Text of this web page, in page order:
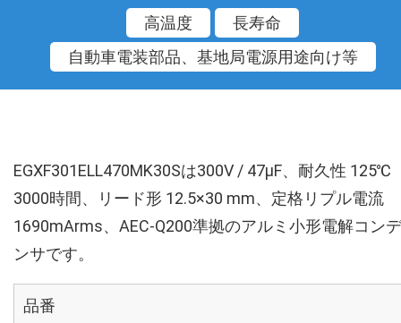
高温度
長寿命
自動車電装部品、基地局電源用途向け等
EGXF301ELL470MK30Sは300V / 47µF、耐久性 125℃
3000時間、リード形 12.5×30 mm、定格リプル電流
1690mArms、AEC-Q200準拠のアルミ小形電解コンデ
ンサです。
品番